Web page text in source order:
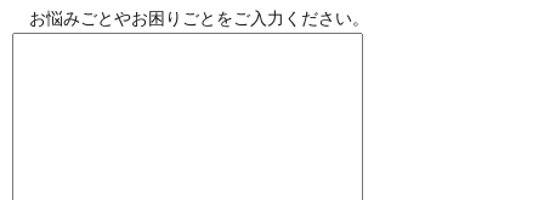
お悩みごとやお困りごとをご入力ください。